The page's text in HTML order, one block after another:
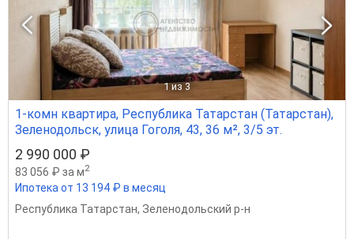
1 из 3
1-комн квартира, Республика Татарстан (Татарстан),
Зеленодольск, улица Гоголя, 43, 36 м², 3/5 эт.
2 990 000 ₽
83 056 ₽ за м2
Ипотека от 13 194 ₽ в месяц
Республика Татарстан, Зеленодольский р-н